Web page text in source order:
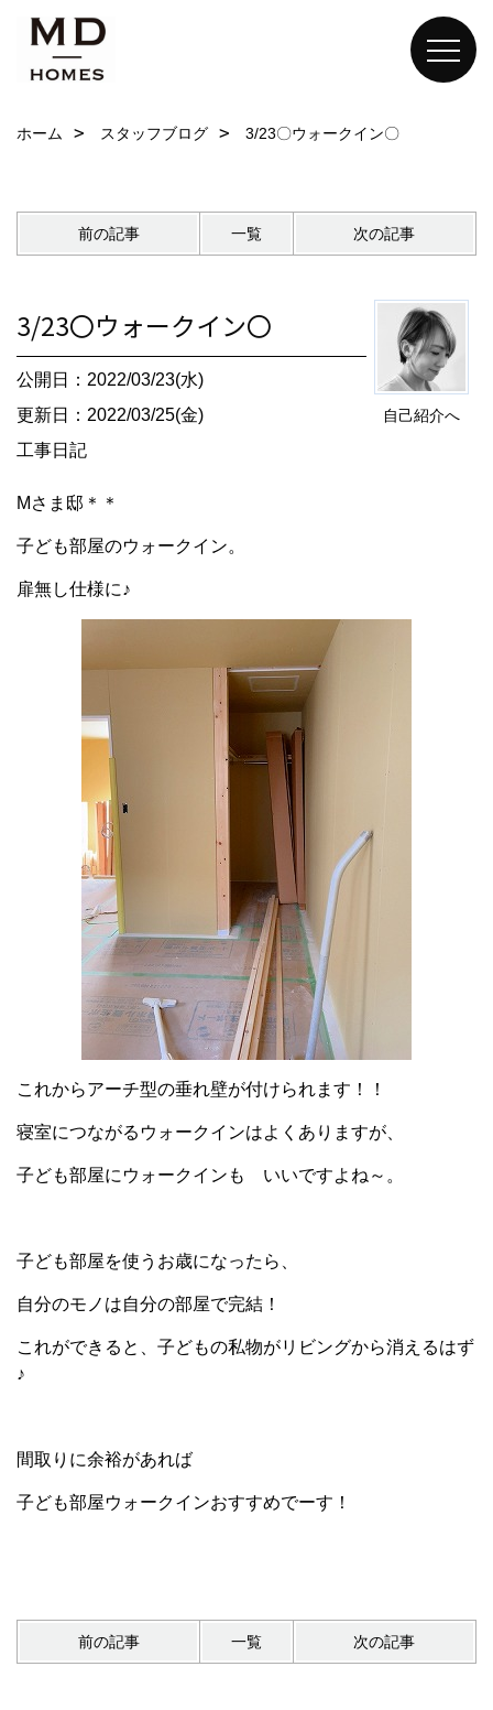
ホーム スタッフブログ 3/23〇ウォークイン〇
前の記事 一覧 次の記事
自己紹介へ
3/23〇ウォークイン〇
公開日：2022/03/23(水)
更新日：2022/03/25(金)
工事日記
Mさま邸＊＊
子ども部屋のウォークイン。
扉無し仕様に♪
これからアーチ型の垂れ壁が付けられます！！
寝室につながるウォークインはよくありますが、
子ども部屋にウォークインも いいですよね～。
子ども部屋を使うお歳になったら、
自分のモノは自分の部屋で完結！
これができると、子どもの私物がリビングから消えるはず
♪
間取りに余裕があれば
子ども部屋ウォークインおすすめでーす！
前の記事 一覧 次の記事